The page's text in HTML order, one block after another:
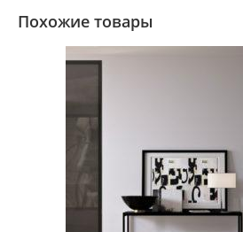
Похожие товары